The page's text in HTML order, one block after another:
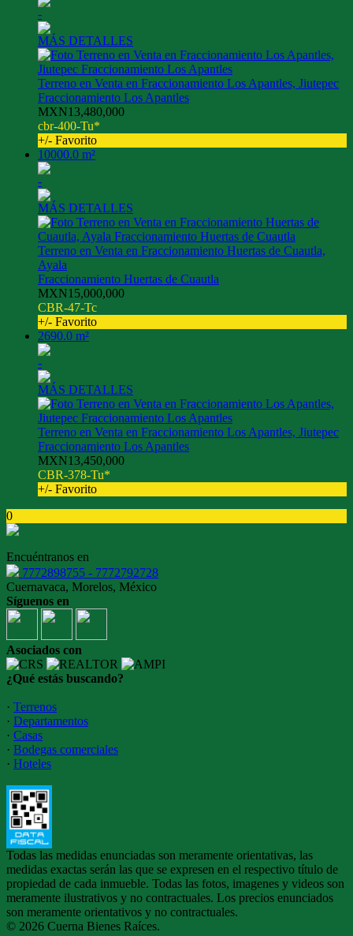
-
MÁS DETALLES
Terreno en Venta en Fraccionamiento Los Apantles, Jiutepec
Fraccionamiento Los Apantles
MXN13,480,000
cbr-400-Tu*
+/- Favorito
10000.0 m²
-
MÁS DETALLES
Terreno en Venta en Fraccionamiento Huertas de Cuautla,
Ayala
Fraccionamiento Huertas de Cuautla
MXN15,000,000
CBR-47-Tc
+/- Favorito
2690.0 m²
-
MÁS DETALLES
Terreno en Venta en Fraccionamiento Los Apantles, Jiutepec
Fraccionamiento Los Apantles
MXN13,450,000
CBR-378-Tu*
+/- Favorito
0
Encuéntranos en
7772898755 - 7772792728
Cuernavaca, Morelos, México
Síguenos en
Asociados con
¿Qué estás buscando?
· Terrenos
· Departamentos
· Casas
· Bodegas comerciales
· Hoteles
Todas las medidas enunciadas son meramente orientativas, las
medidas exactas serán las que se expresen en el respectivo título de
propiedad de cada inmueble. Todas las fotos, imagenes y videos son
meramente ilustrativos y no contractuales. Los precios enunciados
son meramente orientativos y no contractuales.
© 2026 Cuerna Bienes Raíces.